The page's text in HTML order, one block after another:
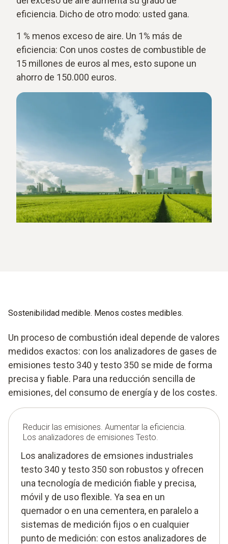
eficiencia. Dicho de otro modo: usted gana.
1 % menos exceso de aire. Un 1% más de
eficiencia: Con unos costes de combustible de
15 millones de euros al mes, esto supone un
ahorro de 150.000 euros.
Sostenibilidad medible. Menos costes medibles.
Un proceso de combustión ideal depende de valores
medidos exactos: con los analizadores de gases de
emisiones testo 340 y testo 350 se mide de forma
precisa y fiable. Para una reducción sencilla de
emisiones, del consumo de energía y de los costes.
Reducir las emisiones. Aumentar la eficiencia.
Los analizadores de emisiones Testo.
Los analizadores de emsiones industriales
testo 340 y testo 350 son robustos y ofrecen
una tecnología de medición fiable y precisa,
móvil y de uso flexible. Ya sea en un
quemador o en una cementera, en paralelo a
sistemas de medición fijos o en cualquier
punto de medición: con estos analizadores de